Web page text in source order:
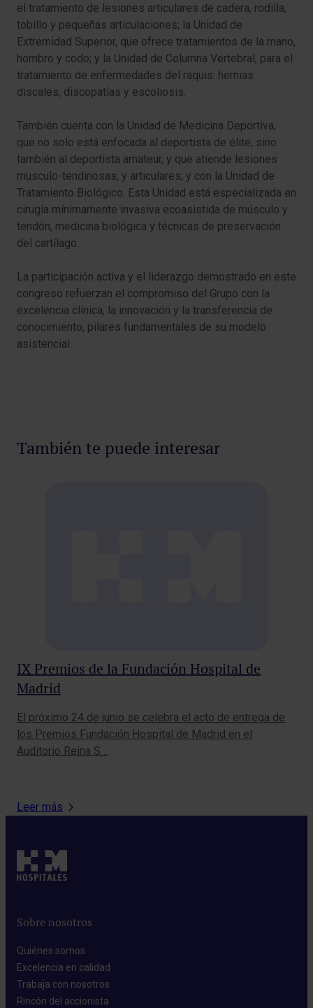
el tratamiento de lesiones articulares de cadera, rodilla,
tobillo y pequeñas articulaciones; la Unidad de
Extremidad Superior, que ofrece tratamientos de la mano,
hombro y codo; y la Unidad de Columna Vertebral, para el
tratamiento de enfermedades del raquis: hernias
discales, discopatías y escoliosis.
También cuenta con la Unidad de Medicina Deportiva,
que no solo está enfocada al deportista de élite, sino
también al deportista amateur, y que atiende lesiones
musculo-tendinosas, y articulares; y con la Unidad de
Tratamiento Biológico. Esta Unidad está especializada en
cirugía mínimamente invasiva ecoasistida de músculo y
tendón, medicina biológica y técnicas de preservación
del cartílago.
La participación activa y el liderazgo demostrado en este
congreso refuerzan el compromiso del Grupo con la
excelencia clínica, la innovación y la transferencia de
conocimiento, pilares fundamentales de su modelo
asistencial.
También te puede interesar
IX Premios de la Fundación Hospital de
Madrid
El próximo 24 de junio se celebra el acto de entrega de
los Premios Fundación Hospital de Madrid en el
Auditorio Reina S…
Leer más
Sobre nosotros
Quiénes somos​
Excelencia en calidad​
Trabaja con nosotros​
Rincón del accionista​